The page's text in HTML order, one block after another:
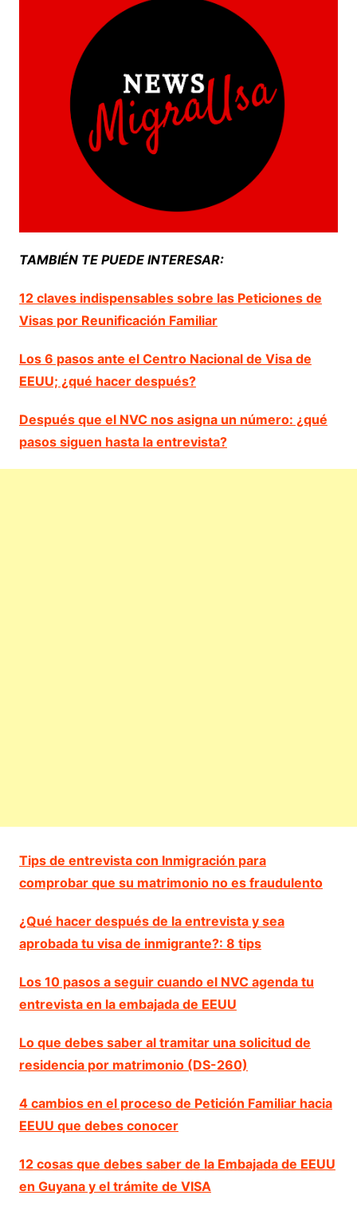
TAMBIÉN TE PUEDE INTERESAR:
12 claves indispensables sobre las Peticiones de
Visas por Reunificación Familiar
Los 6 pasos ante el Centro Nacional de Visa de
EEUU; ¿qué hacer después?
Después que el NVC nos asigna un número: ¿qué
pasos siguen hasta la entrevista?
Tips de entrevista con Inmigración para
comprobar que su matrimonio no es fraudulento
¿Qué hacer después de la entrevista y sea
aprobada tu visa de inmigrante?: 8 tips
Los 10 pasos a seguir cuando el NVC agenda tu
entrevista en la embajada de EEUU
Lo que debes saber al tramitar una solicitud de
residencia por matrimonio (DS-260)
4 cambios en el proceso de Petición Familiar hacia
EEUU que debes conocer
12 cosas que debes saber de la Embajada de EEUU
en Guyana y el trámite de VISA